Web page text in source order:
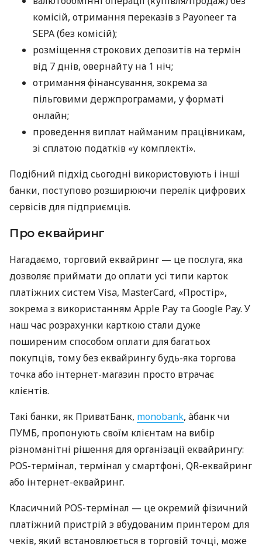
комісій, отримання переказів з Payoneer та
SEPA (без комісій);
розміщення строкових депозитів на термін
від 7 днів, овернайту на 1 ніч;
отримання фінансування, зокрема за
пільговими держпрограмами, у форматі
онлайн;
проведення виплат найманим працівникам,
зі сплатою податків «у комплекті».
Подібний підхід сьогодні використовують і інші
банки, поступово розширюючи перелік цифрових
сервісів для підприємців.
Про еквайринг
Нагадаємо, торговий еквайринг — це послуга, яка
дозволяє приймати до оплати усі типи карток
платіжних систем Visa, MasterCard, «Простір»,
зокрема з використанням Apple Pay та Google Pay. У
наш час розрахунки карткою стали дуже
поширеним способом оплати для багатьох
покупців, тому без еквайрингу будь-яка торгова
точка або інтернет-магазин просто втрачає
клієнтів.
Такі банки, як ПриватБанк, monobank, àбанк чи
ПУМБ, пропонують своїм клієнтам на вибір
різноманітні рішення для організації еквайрингу:
POS-термінал, термінал у смартфоні, QR-еквайринг
або інтернет-еквайринг.
Класичний POS-термінал — це окремий фізичний
платіжний пристрій з вбудованим принтером для
чеків, який встановлюється в торговій точці, може